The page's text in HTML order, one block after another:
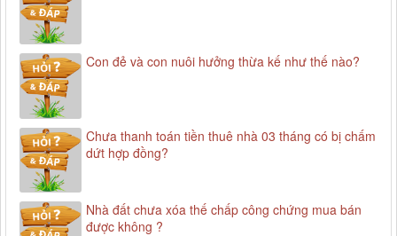
Con đẻ và con nuôi hưởng thừa kế như thế nào?
Chưa thanh toán tiền thuê nhà 03 tháng có bị chấm
dứt hợp đồng?
Nhà đất chưa xóa thế chấp công chứng mua bán
được không ?